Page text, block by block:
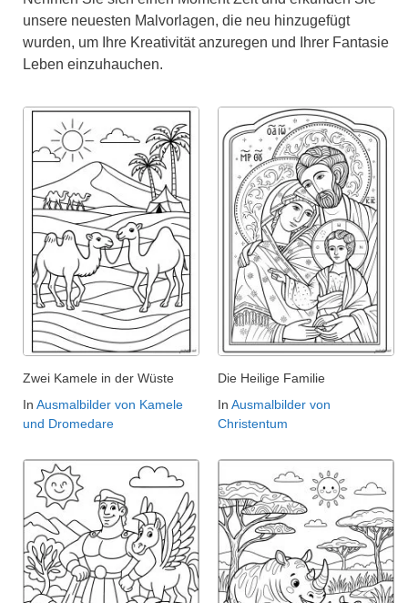
unsere neuesten Malvorlagen, die neu hinzugefügt
wurden, um Ihre Kreativität anzuregen und Ihrer Fantasie
Leben einzuhauchen.
Zwei Kamele in der Wüste
In Ausmalbilder von Kamele
und Dromedare
Die Heilige Familie
In Ausmalbilder von
Christentum